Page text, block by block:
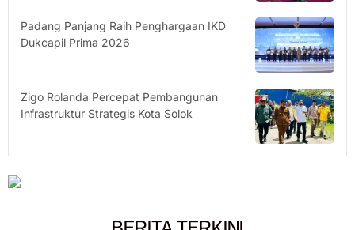
Padang Panjang Raih Penghargaan IKD
Dukcapil Prima 2026
Zigo Rolanda Percepat Pembangunan
Infrastruktur Strategis Kota Solok